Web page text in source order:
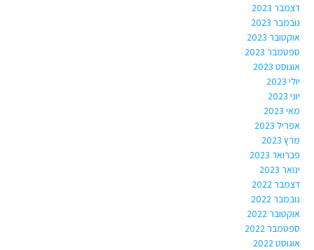
דצמבר 2023
נובמבר 2023
אוקטובר 2023
ספטמבר 2023
אוגוסט 2023
יולי 2023
יוני 2023
מאי 2023
אפריל 2023
מרץ 2023
פברואר 2023
ינואר 2023
דצמבר 2022
נובמבר 2022
אוקטובר 2022
ספטמבר 2022
אוגוסט 2022